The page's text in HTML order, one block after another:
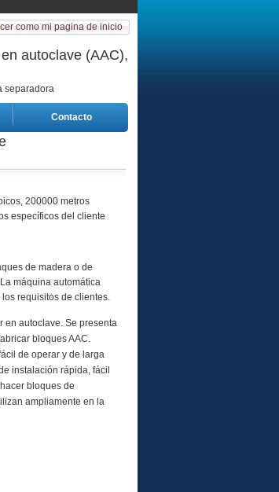
como mi pagina de inicio
autoclave (AAC),
separadora
Contacto
200000 metros
específicos del cliente
de madera o de
máquina automática
requisitos de clientes.
en autoclave. Se presenta
bloques AAC.
de operar y de larga
instalación rápida, fácil
bloques de
ampliamente en la